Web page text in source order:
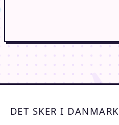
DET SKER I DANMARK